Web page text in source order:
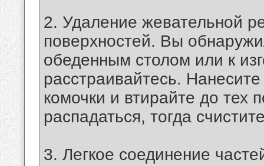
2. Удаление жевательной
поверхностей. Вы
обеденным столом или к
расстраивайтесь.
комочки и втирайте до тех
распадаться, тогда
3. Легкое соединение